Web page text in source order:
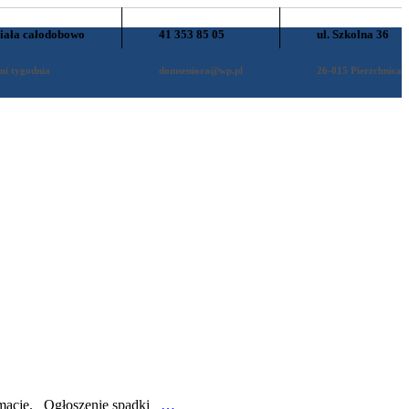
ul. Szkolna 36
26-015 Pierzchnica
41 353 85 05
domseniora@wp.pl
całodobowo
tygodnia
Ogłoszenie spadki …